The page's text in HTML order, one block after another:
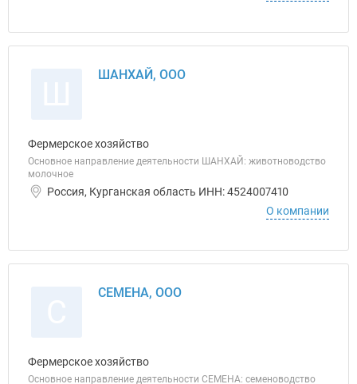
ШАНХАЙ, ООО
Фермерское хозяйство
Основное направление деятельности ШАНХАЙ: животноводство
молочное
Россия, Курганская область ИНН: 4524007410
О компании
СЕМЕНА, ООО
Фермерское хозяйство
Основное направление деятельности СЕМЕНА: семеноводство